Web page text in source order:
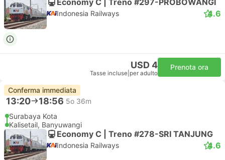
Indonesia Railways 4.6
USD 4
Tasse incluse per adulto
Prenota ora
Conferma immediata
13:20 18:56 5o 36m
Surabaya Kota
Kalisetail, Banyuwangi
Economy C | Treno #278-SRI TANJUNG
Indonesia Railways 4.6